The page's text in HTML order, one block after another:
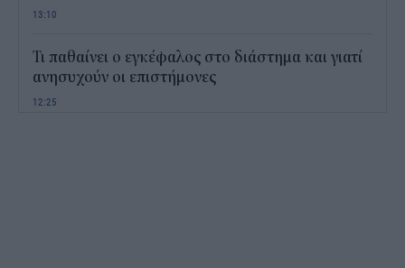
13:10
Τι παθαίνει ο εγκέφαλος στο διάστημα και γιατί
ανησυχούν οι επιστήμονες
12:25